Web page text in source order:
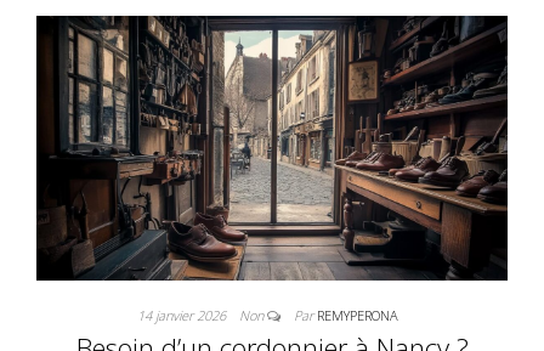
14 janvier 2026 Non ParREMYPERONA